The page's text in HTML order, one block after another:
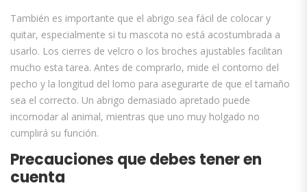
También es importante que el abrigo sea fácil de colocar y
quitar, especialmente si tu mascota no está acostumbrada a
usarlo. Los cierres de velcro o los broches ajustables facilitan
mucho esta tarea. Antes de comprarlo, mide el contorno del
pecho y la longitud del lomo para asegurarte de que el tamaño
sea el correcto. Un abrigo demasiado apretado puede
incomodar al animal, mientras que uno muy holgado no
cumplirá su función.
Precauciones que debes tener en
cuenta